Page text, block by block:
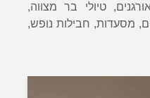
טיולי בר מצווה,
מסעדות, חבילות נופש,